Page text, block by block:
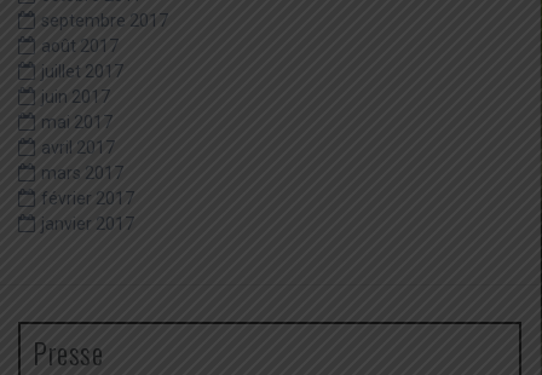
septembre 2017
août 2017
juillet 2017
juin 2017
mai 2017
avril 2017
mars 2017
février 2017
janvier 2017
Presse